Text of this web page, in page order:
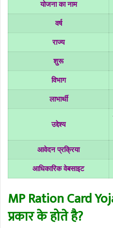
योजना का नाम
वर्ष
राज्य
शुरू
विभाग
लाभार्थी
उद्देश्य
आवेदन प्रक्रिया
आधिकारिक वेबसाइट
MP Ration Card
प्रकार के होते है?